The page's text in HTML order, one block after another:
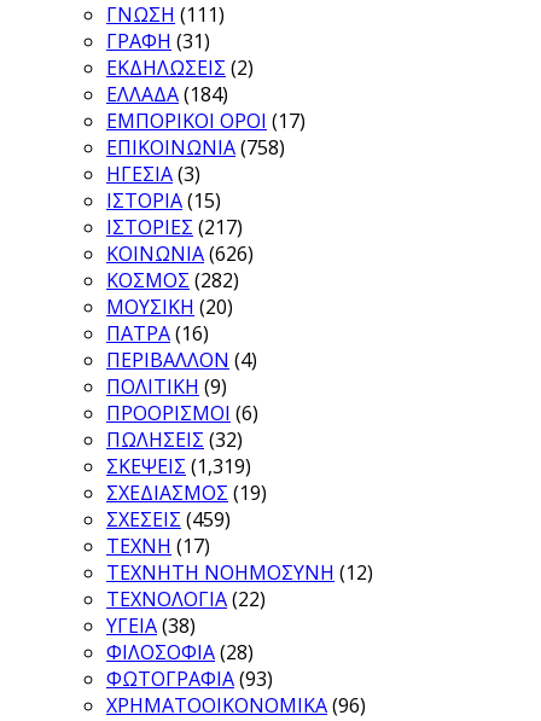
ΓΝΩΣΗ (111)
ΓΡΑΦΗ (31)
ΕΚΔΗΛΩΣΕΙΣ (2)
ΕΛΛΑΔΑ(184)
ΕΜΠΟΡΙΚΟΙ ΟΡΟΙ (17)
ΕΠΙΚΟΙΝΩΝΙΑ(758)
ΗΓΕΣΙΑ(3)
ΙΣΤΟΡΙΑ(15)
ΙΣΤΟΡΙΕΣ (217)
ΚΟΙΝΩΝΙΑ(626)
ΚΟΣΜΟΣ (282)
ΜΟΥΣΙΚΗ (20)
ΠΑΤΡΑ(16)
ΠΕΡΙΒΑΛΛΟΝ (4)
ΠΟΛΙΤΙΚΗ (9)
ΠΡΟΟΡΙΣΜΟΙ (6)
ΠΩΛΗΣΕΙΣ (32)
ΣΚΕΨΕΙΣ (1,319)
ΣΧΕΔΙΑΣΜΟΣ (19)
ΣΧΕΣΕΙΣ (459)
ΤΕΧΝΗ (17)
ΤΕΧΝΗΤΗ ΝΟΗΜΟΣΥΝΗ (12)
ΤΕΧΝΟΛΟΓΙΑ(22)
ΥΓΕΙΑ(38)
ΦΙΛΟΣΟΦΙΑ(28)
ΦΩΤΟΓΡΑΦΙΑ(93)
ΧΡΗΜΑΤΟΟΙΚΟΝΟΜΙΚΑ(96)